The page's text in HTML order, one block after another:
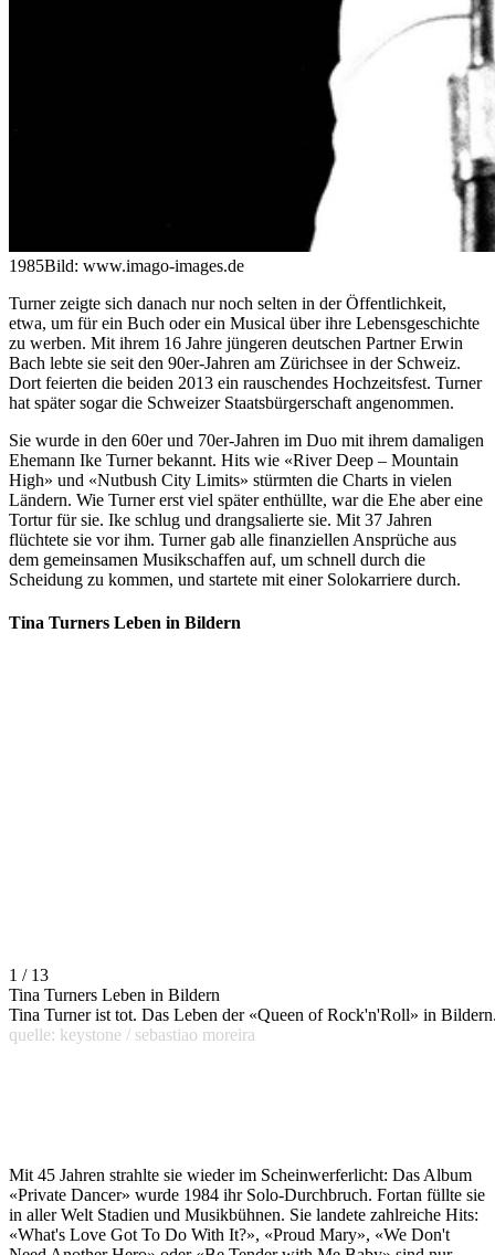
1985Bild: www.imago-images.de
Turner zeigte sich danach nur noch selten in der Öffentlichkeit,
etwa, um für ein Buch oder ein Musical über ihre Lebensgeschichte
zu werben. Mit ihrem 16 Jahre jüngeren deutschen Partner Erwin
Bach lebte sie seit den 90er-Jahren am Zürichsee in der Schweiz.
Dort feierten die beiden 2013 ein rauschendes Hochzeitsfest. Turner
hat später sogar die Schweizer Staatsbürgerschaft angenommen.
Sie wurde in den 60er und 70er-Jahren im Duo mit ihrem damaligen
Ehemann Ike Turner bekannt. Hits wie «River Deep – Mountain
High» und «Nutbush City Limits» stürmten die Charts in vielen
Ländern. Wie Turner erst viel später enthüllte, war die Ehe aber eine
Tortur für sie. Ike schlug und drangsalierte sie. Mit 37 Jahren
flüchtete sie vor ihm. Turner gab alle finanziellen Ansprüche aus
dem gemeinsamen Musikschaffen auf, um schnell durch die
Scheidung zu kommen, und startete mit einer Solokarriere durch.
Tina Turners Leben in Bildern
1 / 13
Tina Turners Leben in Bildern
Tina Turner ist tot. Das Leben der «Queen of Rock'n'Roll» in
quelle: keystone / sebastiao moreira
Mit 45 Jahren strahlte sie wieder im Scheinwerferlicht: Das Album
«Private Dancer» wurde 1984 ihr Solo-Durchbruch. Fortan füllte sie
in aller Welt Stadien und Musikbühnen. Sie landete zahlreiche Hits:
«What's Love Got To Do With It?», «Proud Mary», «We Don't